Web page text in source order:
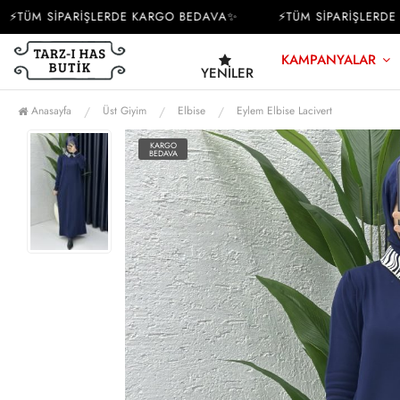
SİPARİŞLERDE KARGO BEDAVA✨ ⚡TÜM SİPARİŞLERDE
YENILER
KAMPANYALAR
Anasayfa Üst Giyim Elbise Eylem Elbise Lacivert
KARGO
BEDAVA